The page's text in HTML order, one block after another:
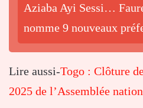
Aziaba Ayi Sessi…
nomme 9 nouveaux
Lire aussi-Togo : Clôture
2025 de l’Assemblée